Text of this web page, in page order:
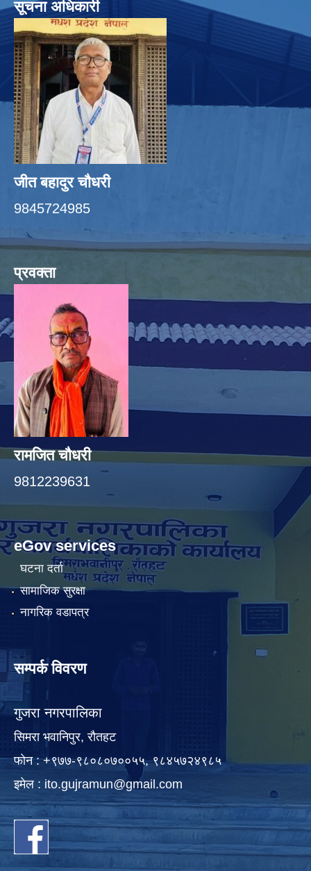
सूचना अधिकारी
जीत बहादुर चाैधरी
9845724985
प्रवक्ता
रामजित चौधरी
9812239631
eGov services
घटना दर्ता
सामाजिक सुरक्षा
नागरिक वडापत्र
सम्पर्क विवरण
गुजरा नगरपालिका
सिमरा भवानिपुर, राैतहट
फाेन : +९७७-९८०८०७००५५, ९८४५७२४९८५
इमेल : ito.gujramun@gmail.com